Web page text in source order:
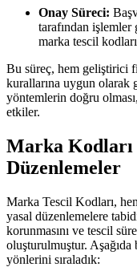
Onay Süreci:
tarafından
marka tescil
Bu süreç, hem geliştirici
kurallarına uygun olarak
yöntemlerin doğru
etkiler.
Marka
Düzenlemeler
Marka Tescil Kodları,
yasal düzenlemelere
korunmasını ve tescil
oluşturulmuştur.
yönlerini sıraladık: